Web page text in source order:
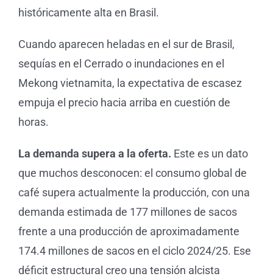
históricamente alta en Brasil.
Cuando aparecen heladas en el sur de Brasil,
sequías en el Cerrado o inundaciones en el
Mekong vietnamita, la expectativa de escasez
empuja el precio hacia arriba en cuestión de
horas.
La demanda supera a la oferta. Este es un dato
que muchos desconocen: el consumo global de
café supera actualmente la producción, con una
demanda estimada de 177 millones de sacos
frente a una producción de aproximadamente
174.4 millones de sacos en el ciclo 2024/25. Ese
déficit estructural creo una tensión alcista